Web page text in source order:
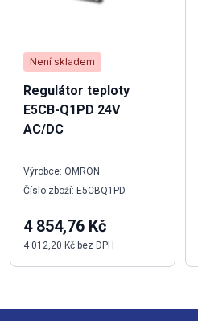
Není skladem
Regulátor teploty
E5CB-Q1PD 24V
AC/DC
Výrobce: OMRON
Číslo zboží: E5CBQ1PD
4 854,76 Kč
4 012,20 Kč bez DPH